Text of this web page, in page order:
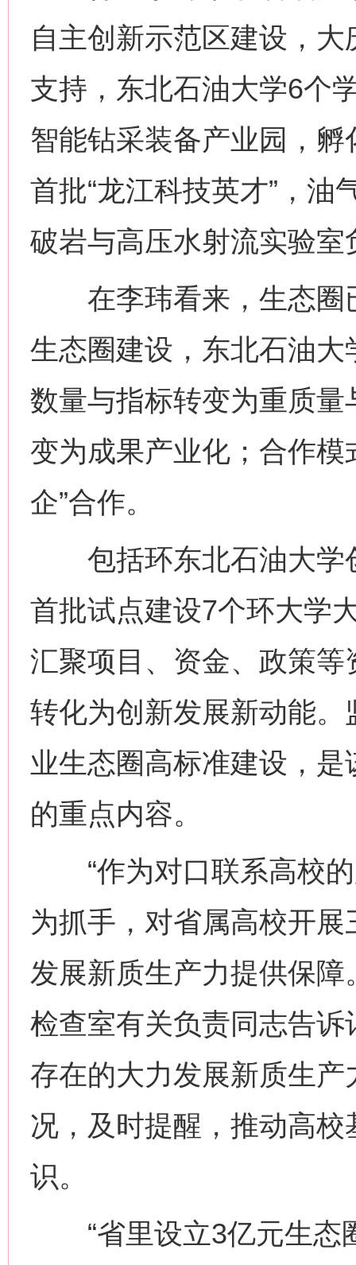
自主创新示范区建设，
支持，东北石油大学6个
智能钻采装备产业园，
首批“龙江科技英才”，油
破岩与高压水射流实验
在李玮看来，生态圈
生态圈建设，东北石油
数量与指标转变为重质
变为成果产业化；合作模
企”合作。
包括环东北石油大学
首批试点建设7个环大学
汇聚项目、资金、政策
转化为创新发展新动能
业生态圈高标准建设，
的重点内容。
“作为对口联系高校的
为抓手，对省属高校开
发展新质生产力提供保障
检查室有关负责同志告
存在的大力发展新质生
况，及时提醒，推动高
识。
“省里设立3亿元生态